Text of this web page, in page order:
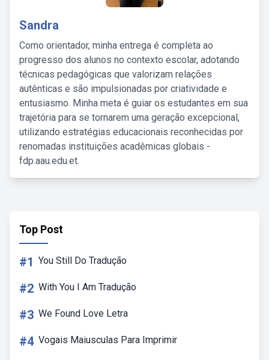
Sandra
Como orientador, minha entrega é completa ao
progresso dos alunos no contexto escolar, adotando
técnicas pedagógicas que valorizam relações
autênticas e são impulsionadas por criatividade e
entusiasmo. Minha meta é guiar os estudantes em sua
trajetória para se tornarem uma geração excepcional,
utilizando estratégias educacionais reconhecidas por
renomadas instituições acadêmicas globais -
fdp.aau.edu.et.
Top Post
#1 You Still Do Tradução
#2 With You I Am Tradução
#3 We Found Love Letra
#4 Vogais Maiusculas Para Imprimir